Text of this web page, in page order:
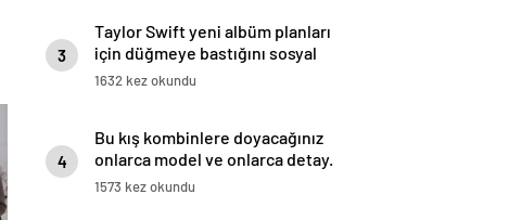
3
Taylor Swift yeni albüm planları
için düğmeye bastığını sosyal
medyadan duyurdu!
1632 kez okundu
4
Bu kış kombinlere doyacağınız
onlarca model ve onlarca detay.
1573 kez okundu